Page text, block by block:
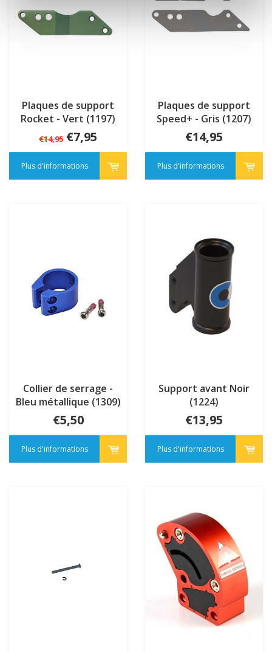
Plaques de support
Rocket - Vert (1197)
€14,95 €7,95
Plus d'informations
Plaques de support
Speed+ - Gris (1207)
€14,95
Plus d'informations
Collier de serrage -
Bleu métallique (1309)
€5,50
Plus d'informations
Support avant Noir
(1224)
€13,95
Plus d'informations